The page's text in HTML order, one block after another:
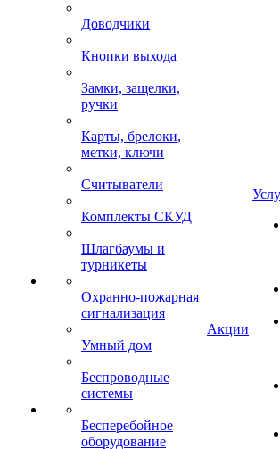
Доводчики
Кнопки выхода
Замки, защелки,
ручки
Карты, брелоки,
метки, ключи
Считыватели
Комплекты СКУД
Шлагбаумы и
турникеты
Охранно-пожарная
сигнализация
Умный дом
Беспроводные
системы
Бесперебойное
оборудование
Акции